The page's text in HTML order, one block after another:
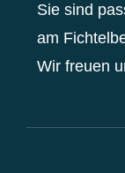
Sie sind
am
Wir freuen